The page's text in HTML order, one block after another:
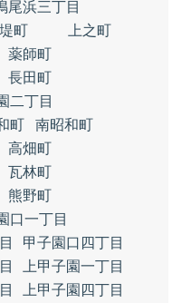
尾浜三丁目
堤町
上之町
薬師町
長田町
二丁目
町
南昭和町
高畑町
瓦林町
熊野町
口一丁目
甲子園口四丁目
上甲子園一丁目
上甲子園四丁目